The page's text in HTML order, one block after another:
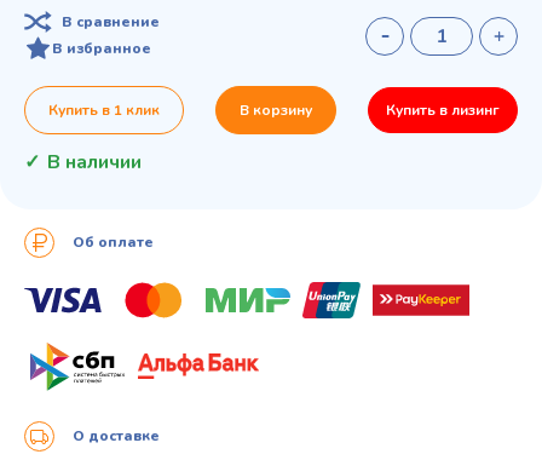
В сравнение
В избранное
Купить в 1 клик В корзину Купить в лизинг
В наличии
Об оплате
О доставке